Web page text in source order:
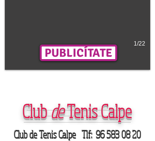
1/22
PUBLICÍTATE
ClubdeTenis Calpe
Club de Tenis Calpe Tlf: 96 583 08 20